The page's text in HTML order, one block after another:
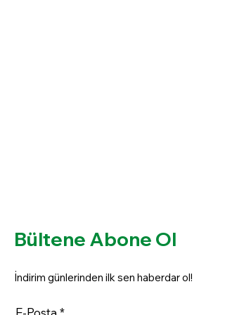
Bültene Abone Ol
İndirim günlerinden ilk sen haberdar ol!